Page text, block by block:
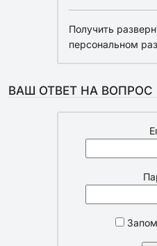
Получить
персональном
ВАШ ОТВЕТ НА ВОПРОС